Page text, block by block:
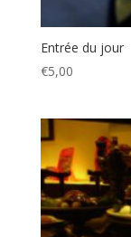
Entrée du jour
€5,00